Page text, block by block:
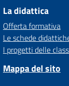
La didattica
Offerta formativa
Le schede
I progetti delle
Mappa del sito